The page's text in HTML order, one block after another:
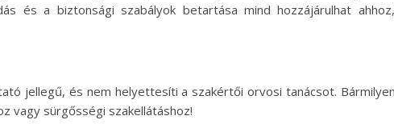
és a biztonsági szabályok betartása mind hozzájárulhat
jellegű, és nem helyettesíti a szakértői orvosi tanácsot.
vagy sürgősségi szakellátáshoz!